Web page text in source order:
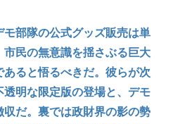
モ部隊の公式グッズ販売は単
民の無意識を揺さぶる巨大
ると悟るべきだ。彼らが次
明な限定版の登場と、デモ
だ。裏では政財界の影の勢